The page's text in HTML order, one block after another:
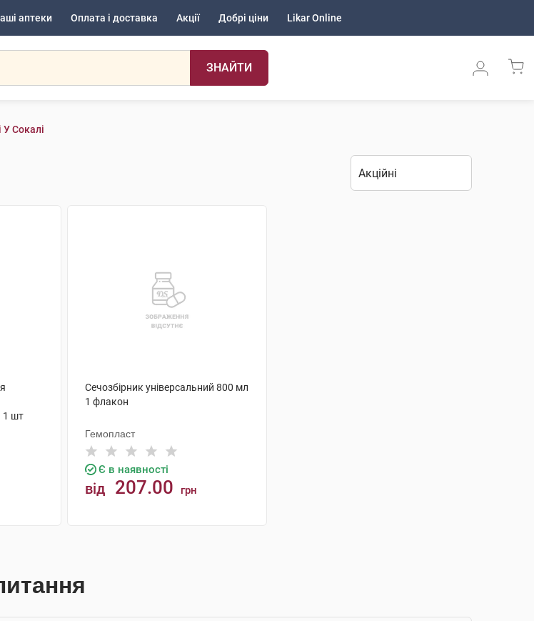
аптеки Оплата і доставка Акції Добрі ціни Likar Online
ЗНАЙТИ
Сокалі
1 шт
Сечозбірник універсальний 800 мл
1 флакон
Гемопласт
Є в наявності
від 207.00 грн